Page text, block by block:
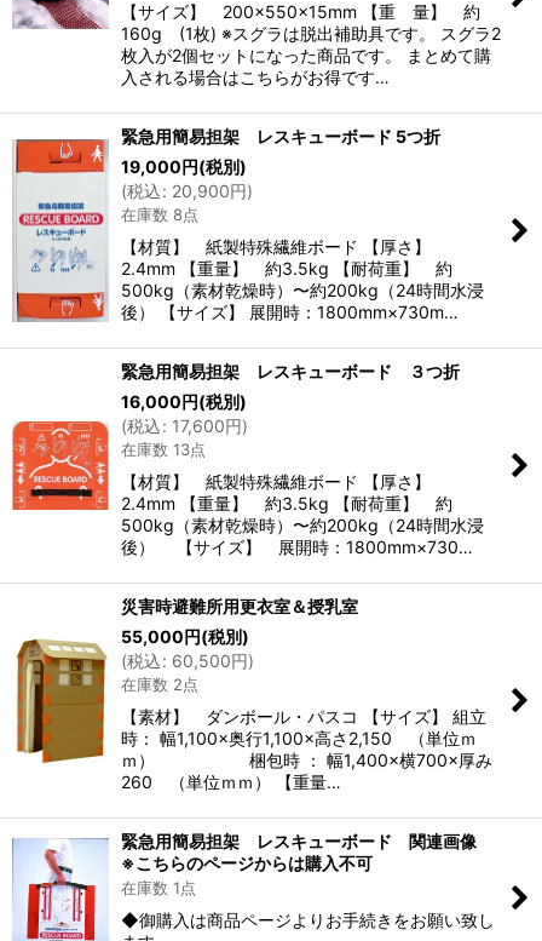
【サイズ】 200×550×15mm 【重 量】 約
160g (1枚) ※スグラは脱出補助具です。 スグラ2
枚入が2個セットになった商品です。 まとめて購
入される場合はこちらがお得です…
緊急用簡易担架 レスキューボード 5つ折
19,000円(税別)
(税込: 20,900円)
在庫数 8点
【材質】 紙製特殊繊維ボード 【厚さ】
2.4mm 【重量】 約3.5kg 【耐荷重】 約
500kg（素材乾燥時）〜約200kg（24時間水浸
後） 【サイズ】 展開時：1800mm×730m…
緊急用簡易担架 レスキューボード ３つ折
16,000円(税別)
(税込: 17,600円)
在庫数 13点
【材質】 紙製特殊繊維ボード 【厚さ】
2.4mm 【重量】 約3.5kg 【耐荷重】 約
500kg（素材乾燥時）〜約200kg（24時間水浸
後） 【サイズ】 展開時：1800mm×730…
災害時避難所用更衣室＆授乳室
55,000円(税別)
(税込: 60,500円)
在庫数 2点
【素材】 ダンボール・パスコ 【サイズ】 組立
時： 幅1,100×奥行1,100×高さ2,150 （単位ｍ
ｍ） 梱包時 ： 幅1,400×横700×厚み
260 （単位ｍｍ） 【重量…
緊急用簡易担架 レスキューボード 関連画像
※こちらのページからは購入不可
在庫数 1点
◆御購入は商品ページよりお手続きをお願い致し